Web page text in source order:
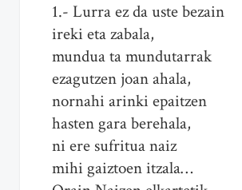
1.- Lurra ez da uste bezain
ireki eta zabala,
mundua ta mundutarrak
ezagutzen joan ahala,
nornahi arinki epaitzen
hasten gara berehala,
ni ere sufritua naiz
mihi gaiztoen itzala…